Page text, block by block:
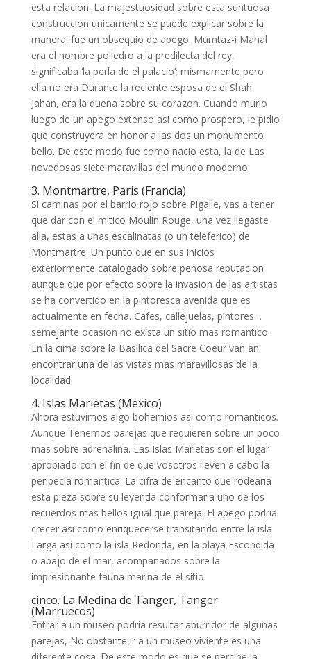
esta relacion. La majestuosidad sobre esta suntuosa
construccion unicamente se puede explicar sobre la
manera: fue un obsequio de apego. Mumtaz-i Mahal
era el nombre poliedro a la predilecta del rey,
significaba ‘la perla de el palacio’; mismamente pero
ella no era Durante la reciente esposa de el Shah
Jahan, era la duena sobre su corazon. Cuando murio
luego de un apego extenso asi­ como prospero, le pidio
que construyera en honor a las dos un monumento
bello. De este modo fue como nacio esta, la de Las
novedosas siete maravillas del mundo moderno.
3. Montmartre, Paris (Francia)
Si caminas por el barrio rojo sobre Pigalle, vas a tener
que dar con el mitico Moulin Rouge, una vez llegaste
alla, estas a unas escalinatas (o un teleferico) de
Montmartre. Un punto que en sus inicios
exteriormente catalogado sobre penosa reputacion
aunque que por efecto sobre la invasion de las artistas
se ha convertido en la pintoresca avenida que es
actualmente en fecha. Cafes, callejuelas, pintores…
semejante ocasion no exista un sitio mas romantico.
En la cima sobre la Basilica del Sacre Coeur van an
encontrar una de las vistas mas maravillosas de la
localidad.
4. Islas Marietas (Mexico)
Ahora estuvimos algo bohemios asi­ como romanticos.
Aunque Tenemos parejas que requieren sobre un poco
mas sobre adrenalina. Las Islas Marietas son el lugar
apropiado con el fin de que vosotros lleven a cabo la
peripecia romantica. La cifra de encanto que rodearia
esta pieza sobre su leyenda conformaria uno de los
recuerdos mas bellos igual que pareja. El apego podria
crecer asi­ como enriquecerse transitando entre la isla
Larga asi­ como la isla Redonda, en la playa Escondida
o abajo de el mar, acompanados sobre la
impresionante fauna marina de el sitio.
cinco. La Medina de Tanger, Tanger
(Marruecos)
Entrar a un museo podria resultar aburridor de algunas
parejas, No obstante ir a un museo viviente es una